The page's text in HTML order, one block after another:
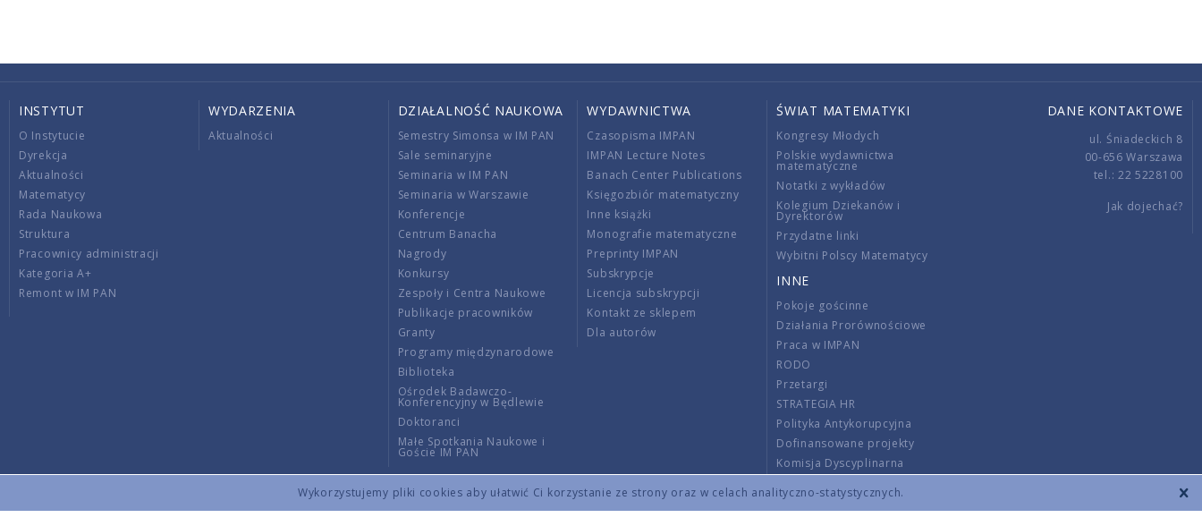
Wykorzystujemy pliki cookies aby ułatwić Ci korzystanie ze strony oraz w celach analityczno-statystycznych.
INSTYTUT
O Instytucie
Dyrekcja
Aktualności
Matematycy
Rada Naukowa
Struktura
Pracownicy administracji
Kategoria A+
Remont w IM PAN
WYDARZENIA
Aktualności
DZIAŁALNOŚĆ NAUKOWA
Semestry Simonsa w IM PAN
Sale seminaryjne
Seminaria w IM PAN
Seminaria w Warszawie
Konferencje
Centrum Banacha
Nagrody
Konkursy
Zespoły i Centra Naukowe
Publikacje pracowników
Granty
Programy międzynarodowe
Biblioteka
Ośrodek Badawczo-
Konferencyjny w Będlewie
Doktoranci
Małe Spotkania Naukowe i
Goście IM PAN
WYDAWNICTWA
Czasopisma IMPAN
IMPAN Lecture Notes
Banach Center Publications
Księgozbiór matematyczny
Inne książki
Monografie matematyczne
Preprinty IMPAN
Subskrypcje
Licencja subskrypcji
Kontakt ze sklepem
Dla autorów
ŚWIAT MATEMATYKI
Kongresy Młodych
Polskie wydawnictwa
matematyczne
Notatki z wykładów
Kolegium Dziekanów i
Dyrektorów
Przydatne linki
Wybitni Polscy Matematycy
INNE
Pokoje gościnne
Działania Prorównościowe
Praca w IMPAN
RODO
Przetargi
STRATEGIA HR
Polityka Antykorupcyjna
Dofinansowane projekty
Komisja Dyscyplinarna
Wnoszenie opłat
DANE KONTAKTOWE
ul. Śniadeckich 8
00-656 Warszawa
tel.: 22 5228100
Jak dojechać?